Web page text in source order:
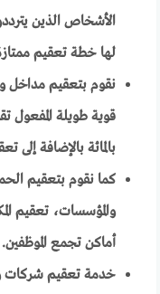
الأشخاص الذين
لها خطة تعقيم
نقوم بتعقيم مداخل
قوية طويلة المفعول
بالمائة بالإضافة إلى
كما نقوم بتعقيم
والمؤسسات، تعقيم
أماكن تجمع الموظفين.
خدمة تعقيم شركات